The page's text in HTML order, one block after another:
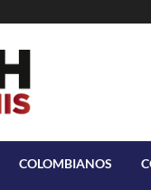
COLOMBIANOS